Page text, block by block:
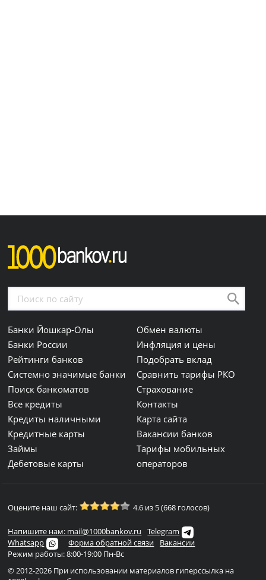
Банки Йошкар-Олы
Банки России
Рейтинги банков
Системно значимые банки
Поиск банкоматов
Все кредиты
Кредиты наличными
Кредитные карты
Займы
Дебетовые карты
Обмен валюты
Инфляция и цены
Подобрать вклад
Сравнить тарифы РКО
Страхование
Контакты
Карта сайта
Вакансии банков
Тарифы мобильных
операторов
Оцените наш сайт: 4.6 из 5 (668 голосов)
Напишите нам: mail@1000bankov.ru
Telegram
Whatsapp
Форма обратной связи
Вакансии
Режим работы: 8:00-19:00 Пн-Вс
© 2012-2026 При использовании материалов гиперссылка на